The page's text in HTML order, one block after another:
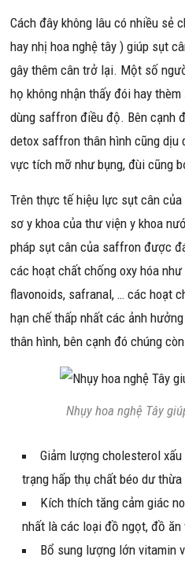
Cách đây không lâu có nhiều sẻ
hay nhị hoa nghệ tây ) giúp sụt
gây thêm cân trở lại. Một số
họ không nhận thấy đói hay
dùng saffron điều độ. Bên cạnh
detox saffron thân hình cũng dịu
vực tích mỡ như bụng, đùi cũng
Trên thực tế hiệu lực sụt cân
sơ y khoa của thư viện y khoa
pháp sụt cân của saffron được
các hoạt chất chống oxy hóa
flavonoids, safranal, … các hoạt
hạn chế thấp nhất các ảnh
thân hình, bên cạnh đó chúng
Nhụy hoa nghệ Tây
Giảm lượng cholesterol
trạng hấp thụ chất béo dư thừa
Kích thích tăng cảm giác
nhất là các loại đồ ngọt, đồ ăn
Bổ sung lượng lớn vitamin